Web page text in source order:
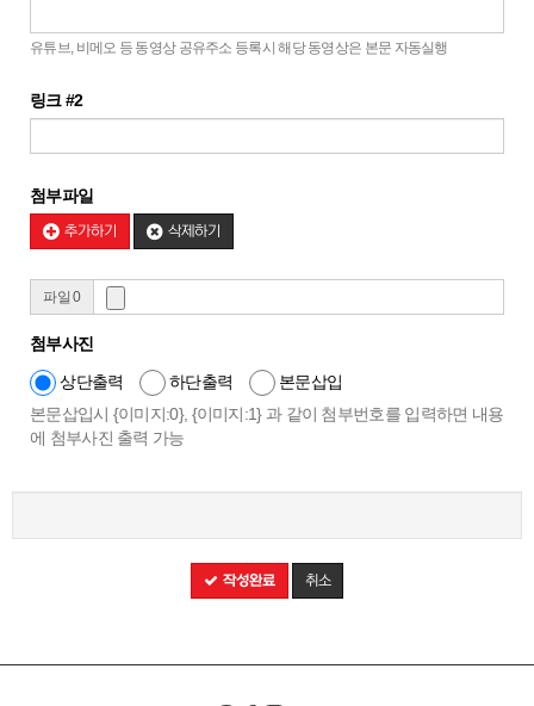
유튜브, 비메오 등 동영상 공유주소 등록시 해당 동영상은 본문 자동실행
링크 #2
첨부파일
추가하기 삭제하기
파일 0
첨부사진
상단출력
하단출력
본문삽입
본문삽입시 {이미지:0}, {이미지:1} 과 같이 첨부번호를 입력하면 내용
에 첨부사진 출력 가능
작성완료 취소